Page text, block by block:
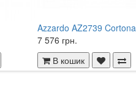
Azzardo AZ2739 Cortona
7 576 грн.
В кошик